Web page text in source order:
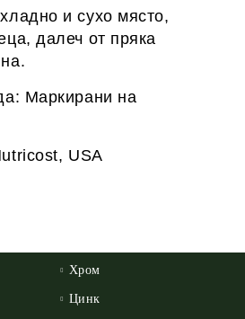
и сухо място,
далеч от пряка
Маркирани на
USA
Хром
Цинк